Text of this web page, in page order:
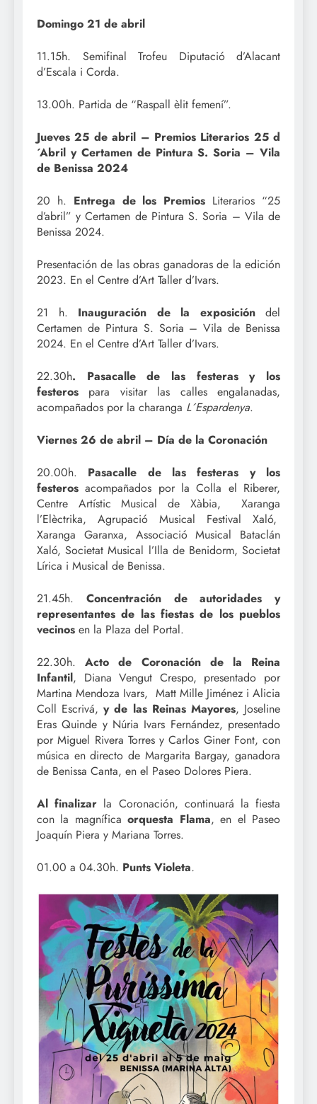
Domingo 21 de abril
11.15h. Semifinal Trofeu Diputació d’Alacant
d’Escala i Corda.
13.00h. Partida de “Raspall èlit femení”.
Jueves 25 de abril – Premios Literarios 25 d
´Abril y Certamen de Pintura S. Soria – Vila
de Benissa 2024
20 h. Entrega de los Premios Literarios “25
d’abril” y Certamen de Pintura S. Soria – Vila de
Benissa 2024.
Presentación de las obras ganadoras de la edición
2023. En el Centre d’Art Taller d’Ivars.
21 h. Inauguración de la exposicióndel
Certamen de Pintura S. Soria – Vila de Benissa
2024. En el Centre d’Art Taller d’Ivars.
22.30h. Pasacalle de las festeras y los
festeros para visitar las calles engalanadas,
acompañados por la charanga L´Espardenya.
Viernes 26 de abril – Día de la Coronación
20.00h. Pasacalle de las festeras y los
festeros acompañados por la Colla el Riberer,
Centre Artístic Musical de Xàbia, Xaranga
l’Elèctrika, Agrupació Musical Festival Xaló,
Xaranga Garanxa, Associació Musical Bataclán
Xaló, Societat Musical l’Illa de Benidorm, Societat
Lírica i Musical de Benissa.
21.45h. Concentración de autoridades y
representantes de las fiestas de los pueblos
vecinos en la Plaza del Portal.
22.30h.Acto de Coronación de la Reina
Infantil, Diana Vengut Crespo, presentado por
Martina Mendoza Ivars, Matt Mille Jiménez i Alicia
Coll Escrivá,y de las Reinas Mayores, Joseline
Eras Quinde y Núria Ivars Fernández, presentado
por Miguel Rivera Torres y Carlos Giner Font, con
música en directo de Margarita Bargay, ganadora
de Benissa Canta, en el Paseo Dolores Piera.
Al finalizar la Coronación, continuará la fiesta
con la magníficaorquesta Flama, en el Paseo
Joaquín Piera y Mariana Torres.
01.00 a 04.30h. Punts Violeta.